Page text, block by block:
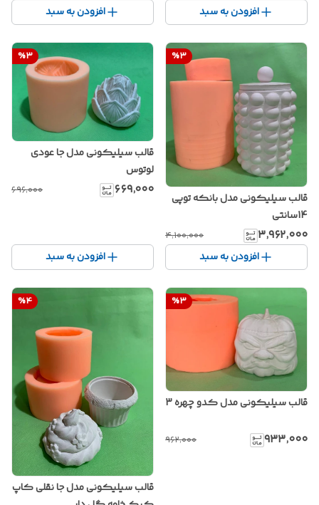
افزودن به سبد افزودن به سبد
%3
قالب سیلیکونی مدل بانکه توپی
14سانتی
۳٬۹۶۲٬۰۰۰ ۴٬۱۰۰٬۰۰۰
افزودن به سبد
%3
قالب سیلیکونی مدل جا عودی
لوتوس
۶۶۹٬۰۰۰ ۶۹۶٬۰۰۰
افزودن به سبد
%3
قالب سیلیکونی مدل کدو چهره 3
۹۳۳٬۰۰۰ ۹۶۲٬۰۰۰
%4
قالب سیلیکونی مدل جا نقلی کاپ